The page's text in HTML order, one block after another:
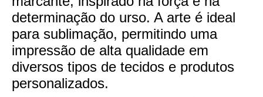
determinação do urso. A arte é ideal
para sublimação, permitindo uma
impressão de alta qualidade em
diversos tipos de tecidos e produtos
personalizados.